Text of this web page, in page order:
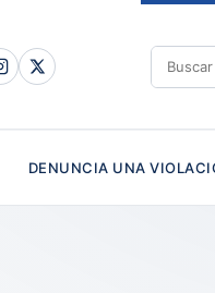
DENUNCIA UNA